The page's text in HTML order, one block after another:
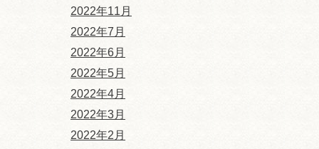
2022年11月
2022年7月
2022年6月
2022年5月
2022年4月
2022年3月
2022年2月